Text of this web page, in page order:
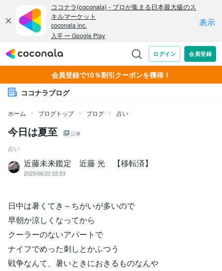
会員登録で10％割引クーポンを獲得！
ココナラブログ
ホーム ブログトップ ブログ 占い
今日は夏至 記事
占い
近藤未来鑑定 近藤 光 【移転済】
2025/06/20 22:53
日中は暑くてき～ちがいが多いので
早朝か涼しくなってから
クーラーのないアパートで
ナイフでめった刺しとかふつう
戦争なんて、暑いときにおきるものなんや